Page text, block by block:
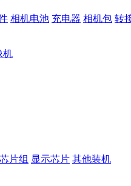
相机电池 充电器 相机包 转
机
片组 显示芯片 其他装机